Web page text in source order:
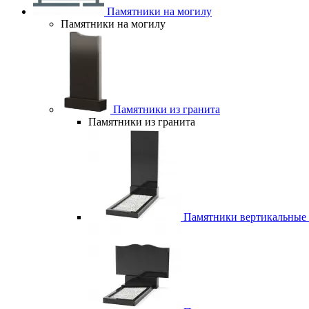
Памятники на могилу
Памятники на могилу
Памятники из гранита
Памятники из гранита
Памятники вертикальные